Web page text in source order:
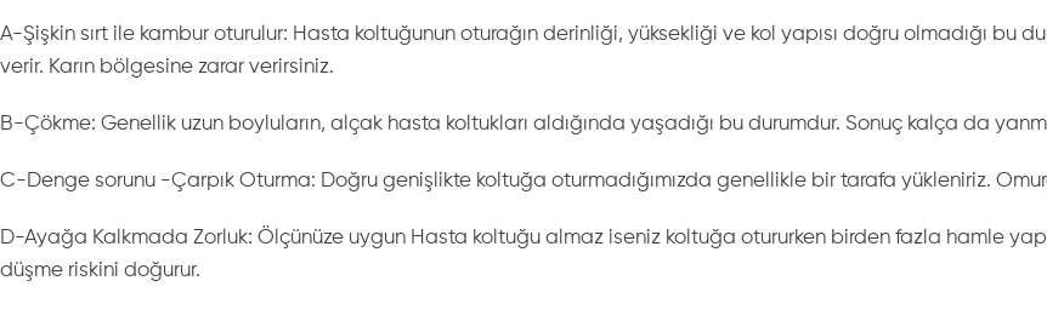
A-Şişkin sırt ile kambur oturulur: Hasta koltuğunun oturağın derinliği, yüksekliği ve kol yapısı doğru olmadığı bu
verir. Karın bölgesine zarar verirsiniz.
B-Çökme: Genellik uzun boyluların, alçak hasta koltukları aldığında yaşadığı bu durumdur. Sonuç kalça da
C-Denge sorunu -Çarpık Oturma: Doğru genişlikte koltuğa oturmadığımızda genellikle bir tarafa yükleniriz.
D-Ayağa Kalkmada Zorluk: Ölçünüze uygun Hasta koltuğu almaz iseniz koltuğa otururken birden fazla hamle
düşme riskini doğurur.